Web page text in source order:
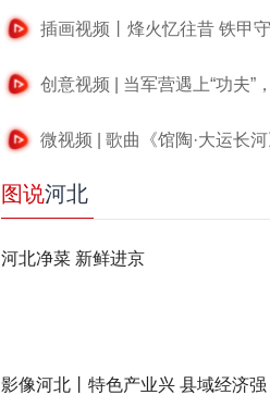
插画视频丨烽火忆往昔 铁甲
创意视频 | 当军营遇上“功夫”
微视频 | 歌曲《馆陶·大运长
图说河北
河北净菜 新鲜进京
影像河北丨特色产业兴 县域经济强